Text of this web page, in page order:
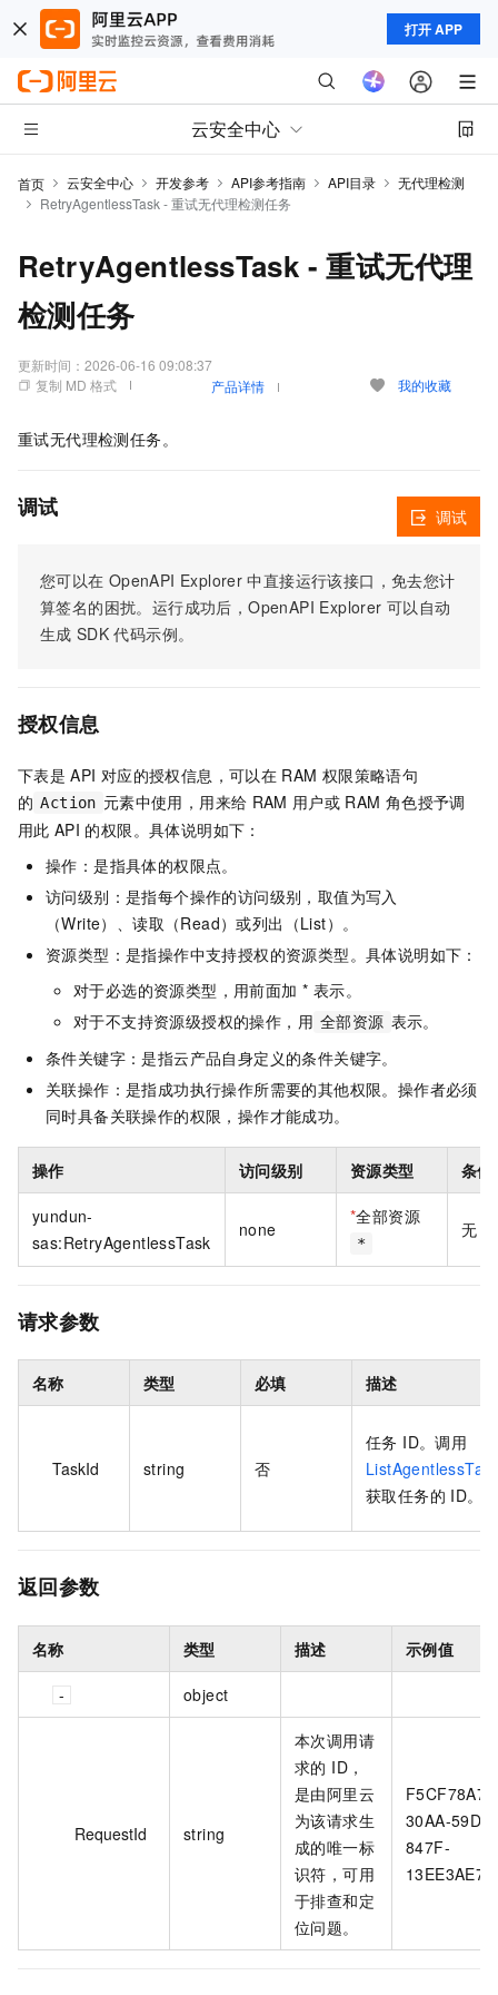
打开 APP
云安全中心
首页 云安全中心 开发参考 API参考指南 API目录
无代理检测
RetryAgentlessTask - 重试无代理检测任务
RetryAgentlessTask - 重试无代理
检测任务
更新时间： 2026-06-16 09:08:37
复制 MD 格式
产品详情 我的收藏
重试无代理检测任务。
调试
您可以在 OpenAPI Explorer 中直接运行该接口，免去您计
算签名的困扰。运行成功后，OpenAPI Explorer 可以自动
生成 SDK 代码示例。
调试
授权信息
下表是 API 对应的授权信息，可以在 RAM 权限策略语句
的 Action 元素中使用，用来给 RAM 用户或 RAM 角色授予调
用此 API 的权限。具体说明如下：
操作：是指具体的权限点。
访问级别：是指每个操作的访问级别，取值为写入
（Write）、读取（Read）或列出（List）。
资源类型：是指操作中支持授权的资源类型。具体说明如下：
对于必选的资源类型，用前面加 * 表示。
对于不支持资源级授权的操作，用 全部资源 表示。
条件关键字：是指云产品自身定义的条件关键字。
关联操作：是指成功执行操作所需要的其他权限。操作者必须
同时具备关联操作的权限，操作才能成功。
操作 访问级别 资源类型 条件
yundun-
sas:RetryAgentlessTask
none
*全部资源
*
无
请求参数
名称 类型 必填 描述
TaskId string 否
任务 ID。调用
获取任务的 ID。
返回参数
名称 类型 描述 示例值
object
RequestId string
本次调用请
求的 ID，
是由阿里云
为该请求生
成的唯一标
识符，可用
于排查和定
位问题。
F5CF78A7-
30AA-59DB-
847F-